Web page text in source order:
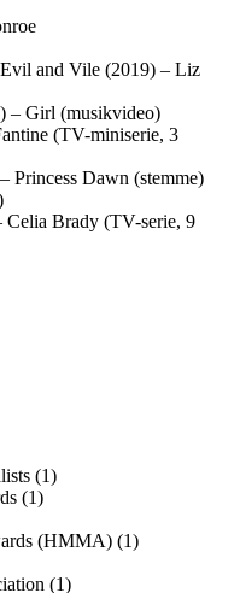
and Vile (2019) – Liz
– Girl (musikvideo)
(TV-miniserie, 3
Princess Dawn (stemme)
Celia Brady (TV-serie, 9
(1)
(1)
(HMMA) (1)
(1)